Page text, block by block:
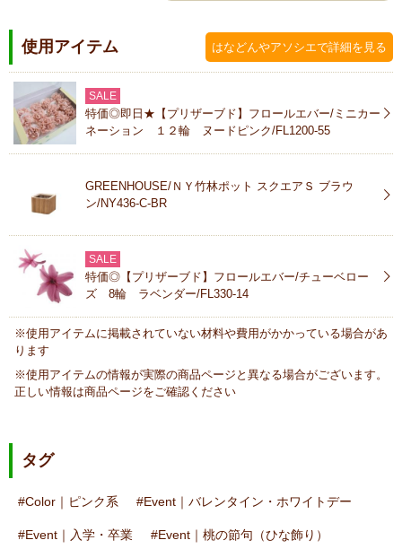
使用アイテム はなどんやアソシエで詳細を見る
SALE
特価◎即日★【プリザーブド】フロールエバー/ミニカー
ネーション １２輪 ヌードピンク/FL1200-55
GREENHOUSE/ＮＹ竹林ポット スクエアＳ ブラウ
ン/NY436-C-BR
SALE
特価◎【プリザーブド】フロールエバー/チューベロー
ズ 8輪 ラベンダー/FL330-14
※使用アイテムに掲載されていない材料や費用がかかっている場合があ
ります
※使用アイテムの情報が実際の商品ページと異なる場合がございます。
正しい情報は商品ページをご確認ください
タグ
Color｜ピンク系 Event｜バレンタイン・ホワイトデー
Event｜入学・卒業 Event｜桃の節句（ひな飾り）